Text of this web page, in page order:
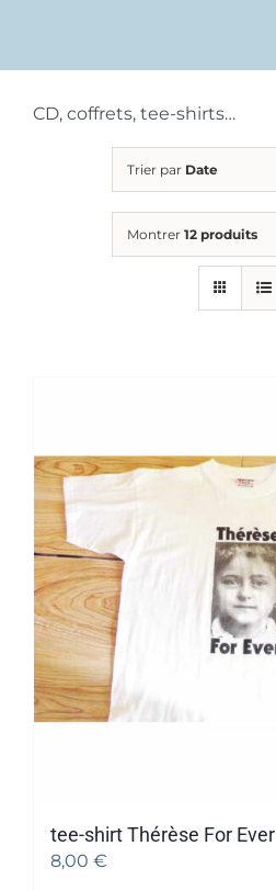
CD, coffrets, tee-shirts…
Trier par Date
Montrer 12 produits
tee-shirt Thérèse For Ever
8,00 €